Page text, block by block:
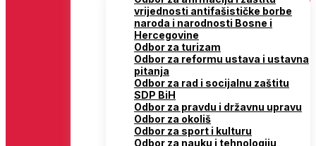
vrijednosti antifašističke borbe
naroda i narodnosti Bosne i
Hercegovine
Odbor za turizam
Odbor za reformu ustava i ustavna
pitanja
Odbor za rad i socijalnu zaštitu
SDP BiH
Odbor za pravdu i državnu upravu
Odbor za okoliš
Odbor za sport i kulturu
Odbor za nauku i tehnologiju